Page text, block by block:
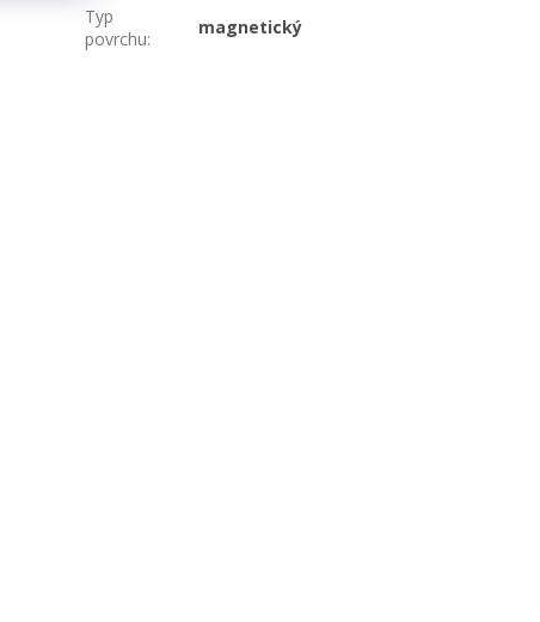
Typ
povrchu:
magnetický